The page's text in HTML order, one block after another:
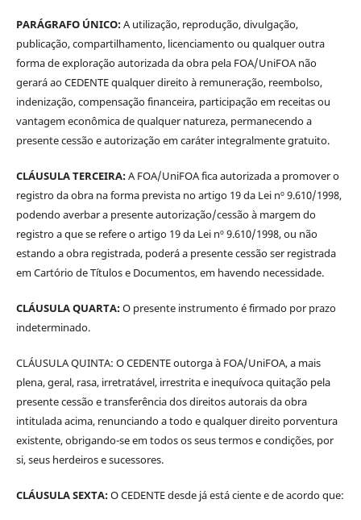
PARÁGRAFO ÚNICO:A utilização, reprodução, divulgação,
publicação, compartilhamento, licenciamento ou qualquer outra
forma de exploração autorizada da obra pela FOA/UniFOA não
gerará ao CEDENTE qualquer direito à remuneração, reembolso,
indenização, compensação financeira, participação em receitas ou
vantagem econômica de qualquer natureza, permanecendo a
presente cessão e autorização em caráter integralmente gratuito.
CLÁUSULA TERCEIRA:A FOA/UniFOA fica autorizada a promover o
registro da obra na forma prevista no artigo 19 da Lei nº 9.610/1998,
podendo averbar a presente autorização/cessão à margem do
registro a que se refere o artigo 19 da Lei nº 9.610/1998, ou não
estando a obra registrada, poderá a presente cessão ser registrada
em Cartório de Títulos e Documentos, em havendo necessidade.
CLÁUSULA QUARTA:O presente instrumento é firmado por prazo
indeterminado.
CLÁUSULA QUINTA: O CEDENTE outorga à FOA/UniFOA, a mais
plena, geral, rasa, irretratável, irrestrita e inequívoca quitação pela
presente cessão e transferência dos direitos autorais da obra
intitulada acima, renunciando a todo e qualquer direito porventura
existente, obrigando-se em todos os seus termos e condições, por
si, seus herdeiros e sucessores.
CLÁUSULA SEXTA:O CEDENTE desde já está ciente e de acordo que: